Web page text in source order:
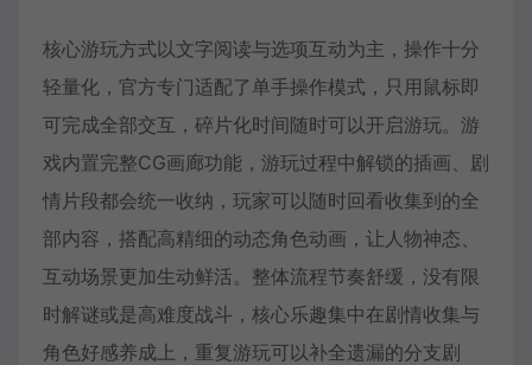
核心游玩方式以文字阅读与选项互动为主，操作十分
轻量化，官方专门适配了单手操作模式，只用鼠标即
可完成全部交互，碎片化时间随时可以开启游玩。游
戏内置完整CG画廊功能，游玩过程中解锁的插画、剧
情片段都会统一收纳，玩家可以随时回看收集到的全
部内容，搭配高精细的动态角色动画，让人物神态、
互动场景更加生动鲜活。整体流程节奏舒缓，没有限
时解谜或是高难度战斗，核心乐趣集中在剧情收集与
角色好感养成上，重复游玩可以补全遗漏的分支剧